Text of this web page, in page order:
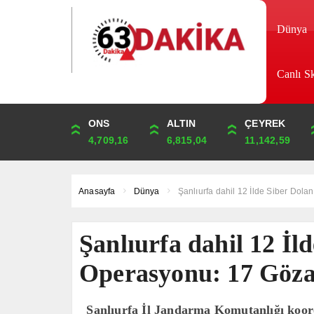
Dünya
Canlı
DOLAR
44,9817
EURO
52,7583
STERLİN
60,8928
ONS
4,709,16
ALTIN
6,815,04
ÇEYREK
11,142,59
Anasayfa Dünya Şanlıurfa dahil 12 İlde Siber
Şanlıurfa dahil 12
Operasyonu: 17
Şanlıurfa İl Jandarma Komutanlığı